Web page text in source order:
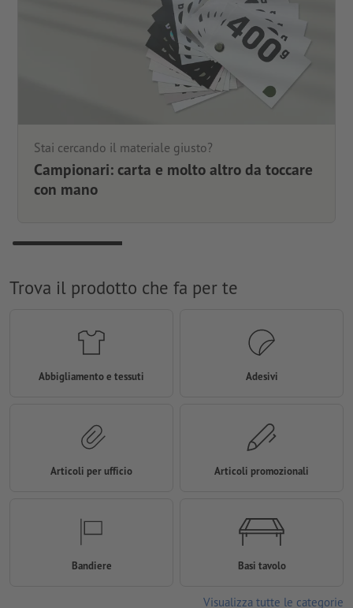
Stai cercando il materiale giusto?
Campionari: carta e molto altro da toccare
con mano
Trova il prodotto che fa per te
Abbigliamento e tessuti Adesivi
Articoli per ufficio Articoli promozionali
Bandiere Basi tavolo
Visualizza tutte le categorie